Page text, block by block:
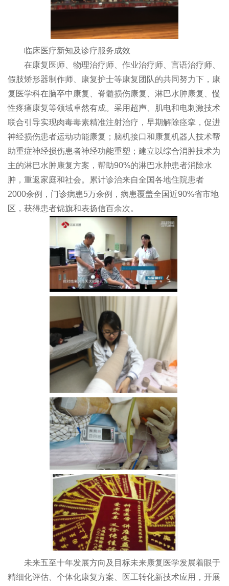
临床医疗新知及诊疗服务成效
在康复医师、物理治疗师、作业治疗师、言语治疗师、
假肢矫形器制作师、康复护士等康复团队的共同努力下，康
复医学科在脑卒中康复、脊髓损伤康复、淋巴水肿康复、慢
性疼痛康复等领域卓然有成。采用超声、肌电和电刺激技术
联合引导实现肉毒毒素精准注射治疗，早期解除痉挛，促进
神经损伤患者运动功能康复；脑机接口和康复机器人技术帮
助重症神经损伤患者神经功能重塑；建立以综合消肿技术为
主的淋巴水肿康复方案，帮助90%的淋巴水肿患者消除水
肿，重返家庭和社会。累计诊治来自全国各地住院患者
2000余例，门诊病患5万余例，病患覆盖全国近90%省市地
区，获得患者锦旗和表扬信百余次。
未来五至十年发展方向及目标未来康复医学发展着眼于
精细化评估、个体化康复方案、医工转化新技术应用，开展